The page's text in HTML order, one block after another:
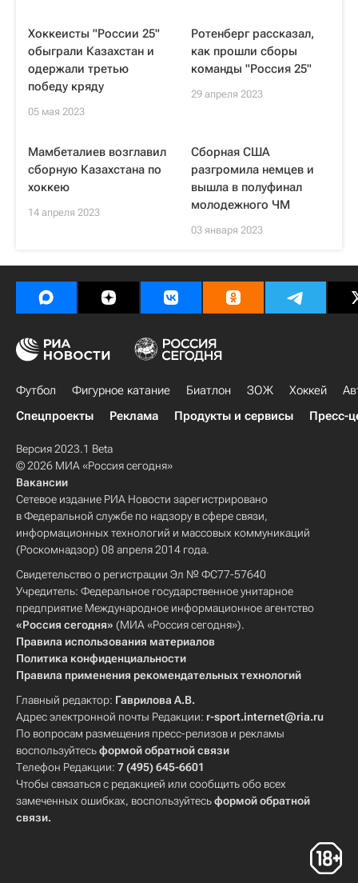
Хоккеисты "России 25"
обыграли Казахстан и
одержали третью
победу кряду
05 мая 2023
Ротенберг рассказал,
как прошли сборы
команды "Россия 25"
29 апреля 2023
Мамбеталиев возглавил
сборную Казахстана по
хоккею
14 апреля 2023
Сборная США
разгромила немцев и
вышла в полуфинал
молодежного ЧМ
03 января 2023
Футбол Фигурное катание Биатлон ЗОЖ Хоккей
Спецпроекты
Реклама Продукты и сервисы Пресс-
Версия 2023.1 Beta
© 2026 МИА «Россия сегодня»
Вакансии
Сетевое издание РИА Новости зарегистрировано
в Федеральной службе по надзору в сфере связи,
информационных технологий и массовых коммуникаций
(Роскомнадзор) 08 апреля 2014 года.
Свидетельство о регистрации Эл № ФС77-57640
Учредитель: Федеральное государственное унитарное
предприятие Международное информационное агентство
«Россия сегодня» (МИА «Россия сегодня»).
Правила использования материалов
Политика конфиденциальности
Правила применения рекомендательных технологий
Главный редактор: Гаврилова А.В.
Адрес электронной почты Редакции: r-sport.internet@ria.ru
По вопросам размещения пресс-релизов и рекламы
воспользуйтесьформой обратной связи
Телефон Редакции: 7 (495) 645-6601
Чтобы связаться с редакцией или сообщить обо всех
замеченных ошибках, воспользуйтесьформой обратной
связи.